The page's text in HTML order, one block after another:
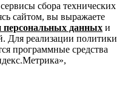
сбора технических
сайтом, вы выражаете
персональных данных и
Для реализации политики
программные средства